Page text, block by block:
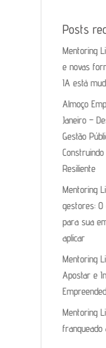
Posts
Mentoring
e novas
IA está
Almoço
Janeiro –
Gestão
Resiliente
Mentoring
gestores:
para sua
aplicar
Mentoring
Apostar e
Mentoring
franqueado